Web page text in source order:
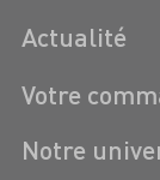
Actualité
Votre
Notre